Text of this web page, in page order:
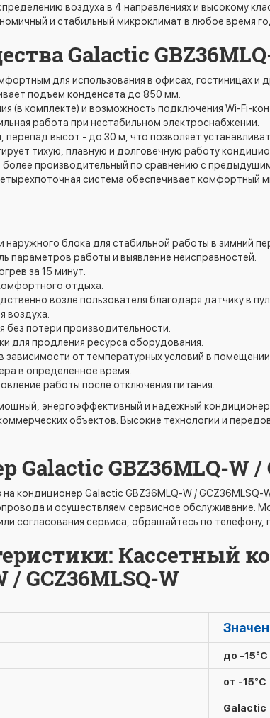
воздуха в 4 направлениях и высокому
и стабильный микроклимат в любое время
Galactic
для использования в офисах, гостиницах и
подъем конденсата до 850 мм.
(в комплекте) и возможность подключения Wi-Fi-
работа при нестабильном электроснабжении.
высот - до 30 м, что позволяет
тихую, плавную и долговечную работу
производительный по сравнению с
система обеспечивает комфортный
блока для стабильной работы в зимний
параметров работы и выявление неисправностей.
за 15 минут.
отдыха.
возле пользователя благодаря датчику в
воздуха.
без потери производительности.
для продления ресурса оборудования.
от температурных условий в
в определенное время.
работы после отключения питания.
энергоэффективный и надежный
объектов. Высокие технологии и
GBZ36MLQ-W /
кондиционер Galactic GBZ36MLQ-W /
и осуществляем сервисное обслуживание.
согласования сервиса, обращайтесь по телефону,
Кассетный
/ GCZ36MLSQ-W
до -15°C
от -15°C
Galactic